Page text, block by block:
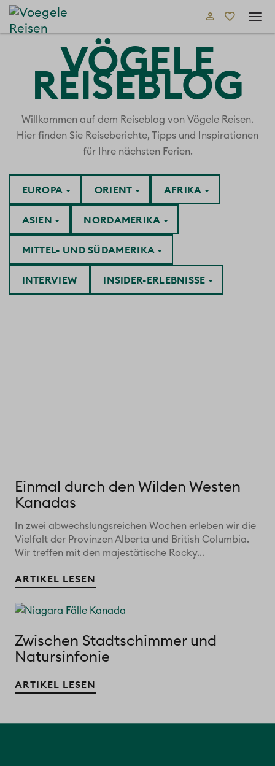
VÖGELE
REISEBLOG
Willkommen auf dem Reiseblog von Vögele Reisen.
Hier finden Sie Reiseberichte, Tipps und Inspirationen
für Ihre nächsten Ferien.
AFRIKA
ASIEN
EUROPA
INSIDER-ERLEBNISSE
INTERVIEW
MITTEL- UND SÜDAMERIKA
NORDAMERIKA
ORIENT
Einmal durch den Wilden Westen
Kanadas
In zwei abwechslungsreichen Wochen erleben wir die
Vielfalt der Provinzen Alberta und British Columbia.
Wir treffen mit den majestätische Rocky...
ARTIKEL LESEN
Zwischen Stadtschimmer und
Natursinfonie
ARTIKEL LESEN